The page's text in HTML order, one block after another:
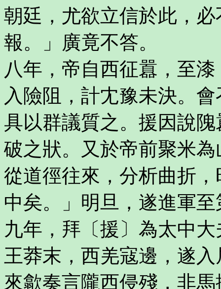
朝廷，尤欲立信於此，
報。」廣竟不答。
八年，帝自西征囂，至
入險阻，計冘豫未決。
具以群議質之。援因說
破之狀。又於帝前聚米
從道徑往來，分析曲折
中矣。」明旦，遂進軍
九年，拜〔援〕為太中
王莽末，西羌寇邊，遂
來歙奏言隴西侵殘，非